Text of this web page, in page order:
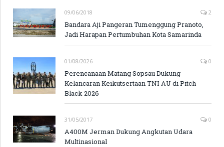
09/06/2018 2
Bandara Aji Pangeran Tumenggung Pranoto,
Jadi Harapan Pertumbuhan Kota Samarinda
01/08/2026 0
Perencanaan Matang Sopsau Dukung
Kelancaran Keikutsertaan TNI AU di Pitch
Black 2026
31/05/2017 0
A400M Jerman Dukung Angkutan Udara
Multinasional